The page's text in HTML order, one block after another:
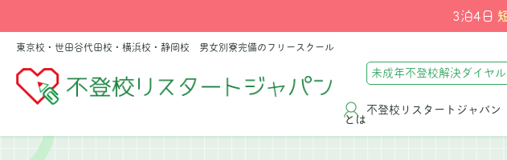
3泊4日
東京校・世田谷代田校・横浜校・静岡校 男女別寮完備のフリースクール
未成年不登校解決ダイヤル
不登校リスタートジャパン
とは